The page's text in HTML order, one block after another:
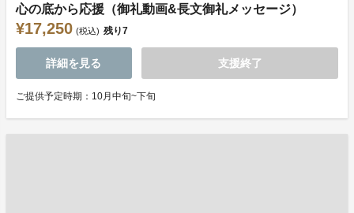
心の底から応援（御礼動画&長文御礼メッセージ）
¥17,250 (税込) 残り7
詳細を見る 支援終了
ご提供予定時期：10月中旬~下旬